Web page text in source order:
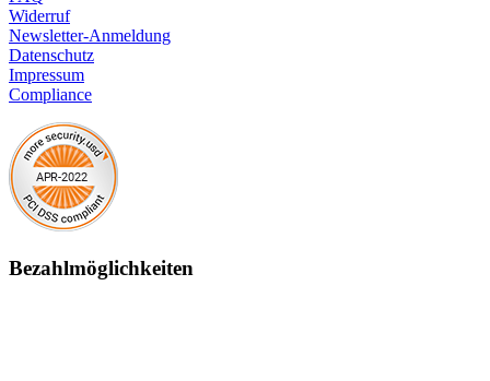
Widerruf
Newsletter-Anmeldung
Datenschutz
Impressum
Compliance
Bezahlmöglichkeiten